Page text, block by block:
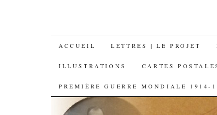
SKIP
TO
CONTENT
ACCUEIL LETTRES | LE PROJET
ILLUSTRATIONS CARTES
PREMIÈRE GUERRE MONDIALE 1914-